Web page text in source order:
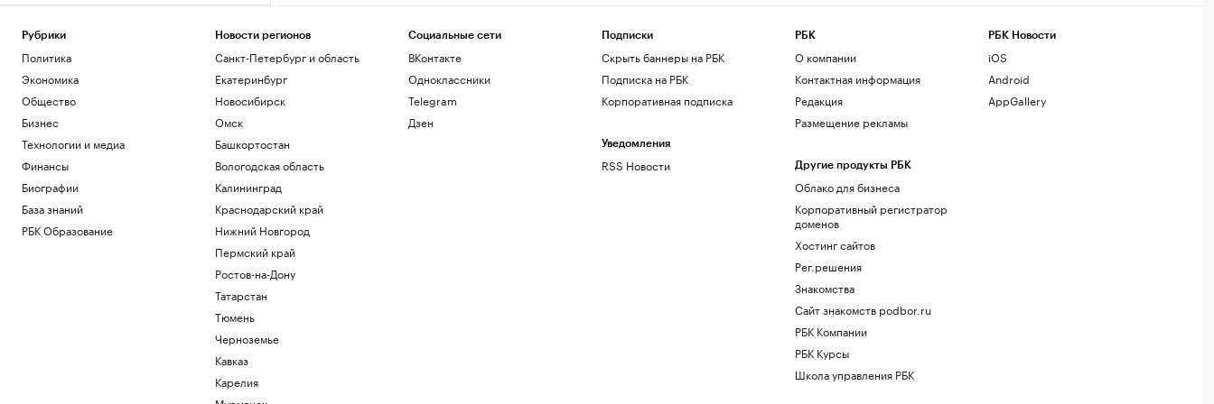
Рубрики
Политика
Экономика
Общество
Бизнес
Технологии и медиа
Финансы
Биографии
База знаний
РБК Образование
Новости регионов
Санкт-Петербург и область
Екатеринбург
Новосибирск
Омск
Башкортостан
Вологодская область
Калининград
Краснодарский край
Нижний Новгород
Пермский край
Ростов-на-Дону
Татарстан
Тюмень
Черноземье
Кавказ
Карелия
Социальные сети
ВКонтакте
Одноклассники
Telegram
Дзен
Подписки
Скрыть баннеры на РБК
Подписка на РБК
Корпоративная подписка
Уведомления
RSS Новости
РБК
О компании
Контактная информация
Редакция
Размещение рекламы
Другие продукты РБК
Облако для бизнеса
Корпоративный регистратор
доменов
Хостинг сайтов
Рег.решения
Знакомства
Сайт знакомств podbor.ru
РБК Компании
РБК Курсы
Школа управления РБК
РБК Новости
iOS
Android
AppGallery